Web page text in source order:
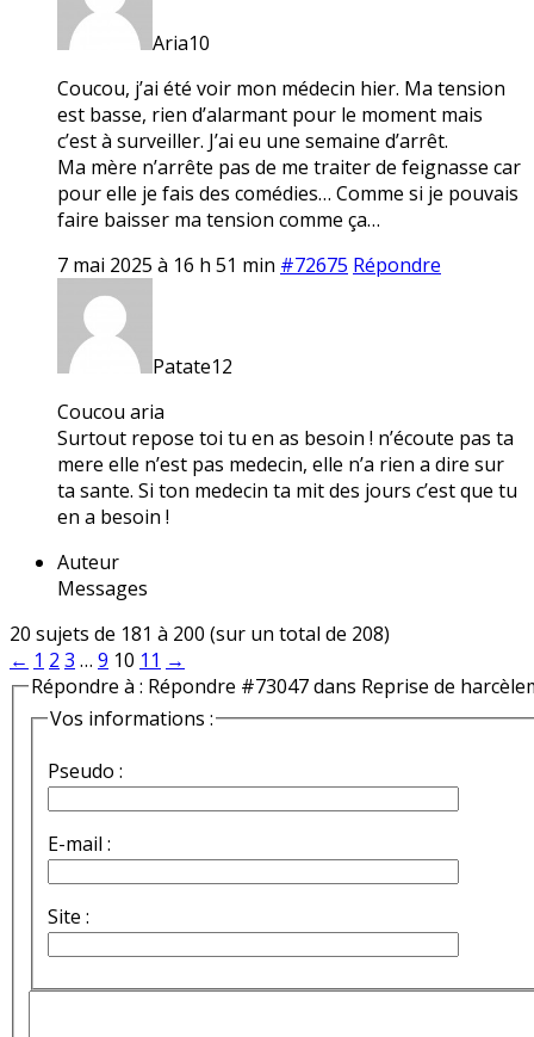
Aria10
Coucou, j’ai été voir mon médecin hier. Ma tension
est basse, rien d’alarmant pour le moment mais
c’est à surveiller. J’ai eu une semaine d’arrêt.
Ma mère n’arrête pas de me traiter de feignasse car
pour elle je fais des comédies… Comme si je pouvais
faire baisser ma tension comme ça…
7 mai 2025 à 16 h 51 min #72675 Répondre
Patate12
Coucou aria
Surtout repose toi tu en as besoin ! n’écoute pas ta
mere elle n’est pas medecin, elle n’a rien a dire sur
ta sante. Si ton medecin ta mit des jours c’est que tu
en a besoin !
Auteur
Messages
20 sujets de 181 à 200 (sur un total de 208)
← 1 2 3 … 9 10 11 →
Répondre à : Répondre #73047 dans Reprise de
Vos informations :
Pseudo :
E-mail :
Site :